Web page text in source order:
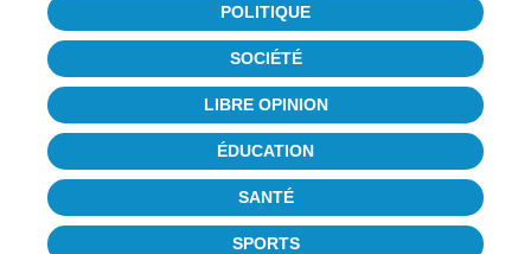
POLITIQUE
SOCIÉTÉ
LIBRE OPINION
ÉDUCATION
SANTÉ
SPORTS